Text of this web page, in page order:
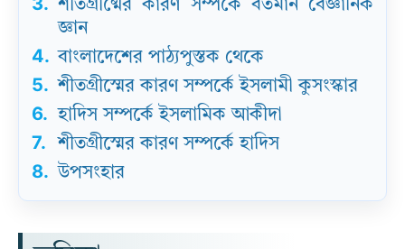
3. শীতগ্রীষ্মের কারণ সম্পর্কে বর্তমান বৈজ্ঞানিক
জ্ঞান
4. বাংলাদেশের পাঠ্যপুস্তক থেকে
5. শীতগ্রীস্মের কারণ সম্পর্কে ইসলামী কুসংস্কার
6. হাদিস সম্পর্কে ইসলামিক আকীদা
7.
শীতগ্রীস্মের কারণ সম্পর্কে হাদিস
8. উপসংহার